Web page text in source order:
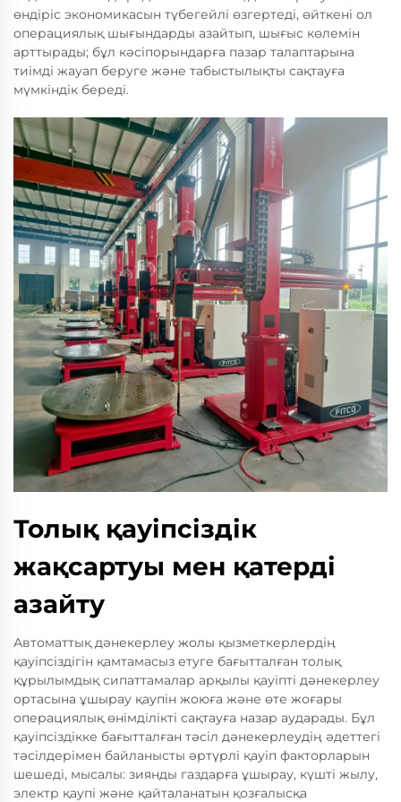
өндіріс экономикасын түбегейлі өзгертеді, өйткені ол
операциялық шығындарды азайтып, шығыс көлемін
арттырады; бұл кәсіпорындарға пазар талаптарына
тиімді жауап беруге және табыстылықты сақтауға
мүмкіндік береді.
Толық қауіпсіздік
жақсартуы мен қатерді
азайту
Автоматтық дәнекерлеу жолы қызметкерлердің
қауіпсіздігін қамтамасыз етуге бағытталған толық
құрылымдық сипаттамалар арқылы қауіпті дәнекерлеу
ортасына ұшырау қаупін жоюға және өте жоғары
операциялық өнімділікті сақтауға назар аударады. Бұл
қауіпсіздікке бағытталған тәсіл дәнекерлеудің әдеттегі
тәсілдерімен байланысты әртүрлі қауіп факторларын
шешеді, мысалы: зиянды газдарға ұшырау, күшті жылу,
электр қаупі және қайталанатын қозғалысқа